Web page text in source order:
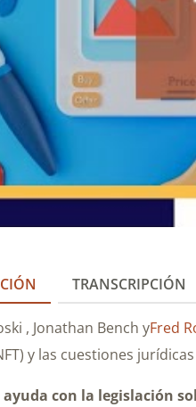
TRANSCRIPCIÓN
, Jonathan Bench yFred
y las cuestiones
con la legislación